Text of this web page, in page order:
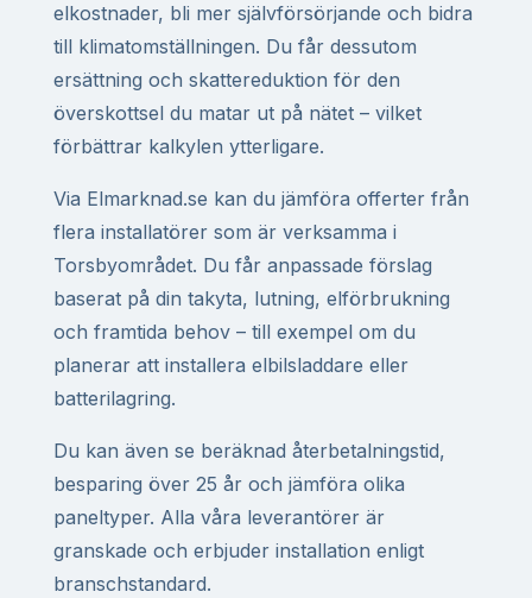
elkostnader, bli mer självförsörjande och bidra
till klimatomställningen. Du får dessutom
ersättning och skattereduktion för den
överskottsel du matar ut på nätet – vilket
förbättrar kalkylen ytterligare.
Via Elmarknad.se kan du jämföra offerter från
flera installatörer som är verksamma i
Torsbyområdet. Du får anpassade förslag
baserat på din takyta, lutning, elförbrukning
och framtida behov – till exempel om du
planerar att installera elbilsladdare eller
batterilagring.
Du kan även se beräknad återbetalningstid,
besparing över 25 år och jämföra olika
paneltyper. Alla våra leverantörer är
granskade och erbjuder installation enligt
branschstandard.